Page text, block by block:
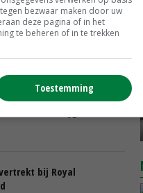
specificatie
bij Royal
bezwaar maken door uw
deze pagina of in het
te beheren of in te trekken
Toestemming